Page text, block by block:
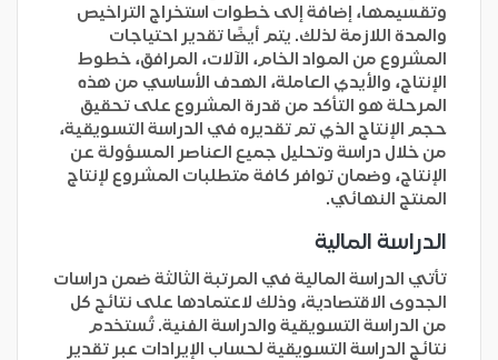
وتقسيمها، إضافة إلى خطوات استخراج التراخيص
والمدة اللازمة لذلك. يتم أيضًا تقدير احتياجات
المشروع من المواد الخام، الآلات، المرافق، خطوط
الإنتاج، والأيدي العاملة، الهدف الأساسي من هذه
المرحلة هو التأكد من قدرة المشروع على تحقيق
حجم الإنتاج الذي تم تقديره في الدراسة التسويقية،
من خلال دراسة وتحليل جميع العناصر المسؤولة عن
الإنتاج، وضمان توافر كافة متطلبات المشروع لإنتاج
المنتج النهائي.
الدراسة المالية
تأتي الدراسة المالية في المرتبة الثالثة ضمن دراسات
الجدوى الاقتصادية، وذلك لاعتمادها على نتائج كل
من الدراسة التسويقية والدراسة الفنية. تُستخدم
نتائج الدراسة التسويقية لحساب الإيرادات عبر تقدير